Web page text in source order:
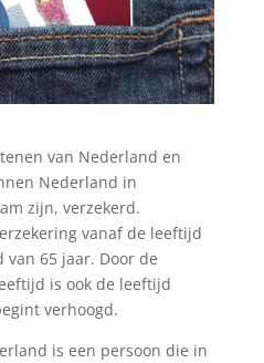
van Nederland en
Nederland in
zijn, verzekerd.
vanaf de leeftijd
65 jaar. Door de
is ook de leeftijd
verhoogd.
is een persoon die in